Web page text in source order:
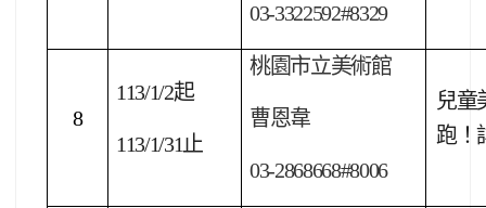
03-3322592#8329
8
113/1/2起
113/1/31止
桃園市立美術館
曹恩韋
03-2868668#8006
兒童
跑！